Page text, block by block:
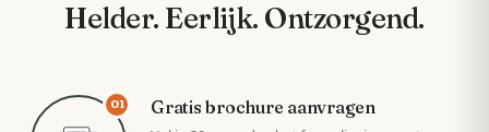
Helder. Eerlijk. Ontzorgend.
01 Gratis brochure aanvragen